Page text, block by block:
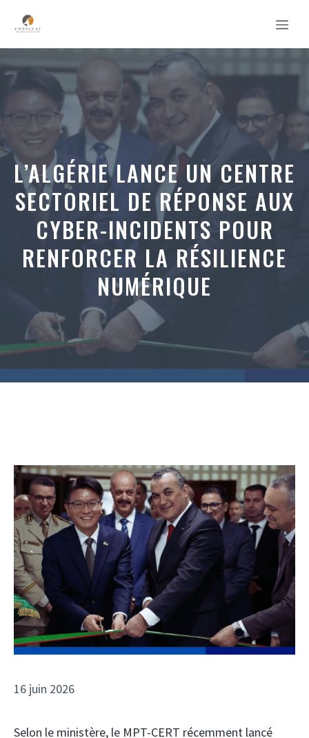
contenu
L’ALGÉRIE LANCE UN CENTRE
SECTORIEL DE RÉPONSE AUX
CYBER-INCIDENTS POUR
RENFORCER LA RÉSILIENCE
NUMÉRIQUE
16 juin 2026
Selon le ministère, le MPT-CERT récemment lancé